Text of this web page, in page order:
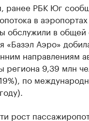
ранее РБК Юг
в
обслужили в общей
«Базэл Аэро»
направлениям
региона 9,39 млн
по
рост